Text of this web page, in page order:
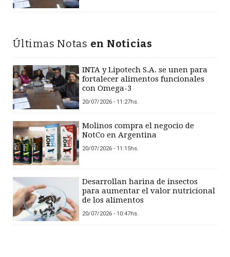
Últimas Notas en Noticias
INTA y Lipotech S.A. se unen para
fortalecer alimentos funcionales
con Omega-3
20/07/2026 - 11:27hs.
Molinos compra el negocio de
NotCo en Argentina
20/07/2026 - 11:15hs.
Desarrollan harina de insectos
para aumentar el valor nutricional
de los alimentos
20/07/2026 - 10:47hs.